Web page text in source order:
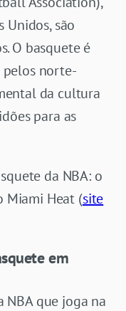
Unidos, são
O basquete é
pelos norte-
da cultura
para as
da NBA: o
Miami Heat (site
em
que joga na